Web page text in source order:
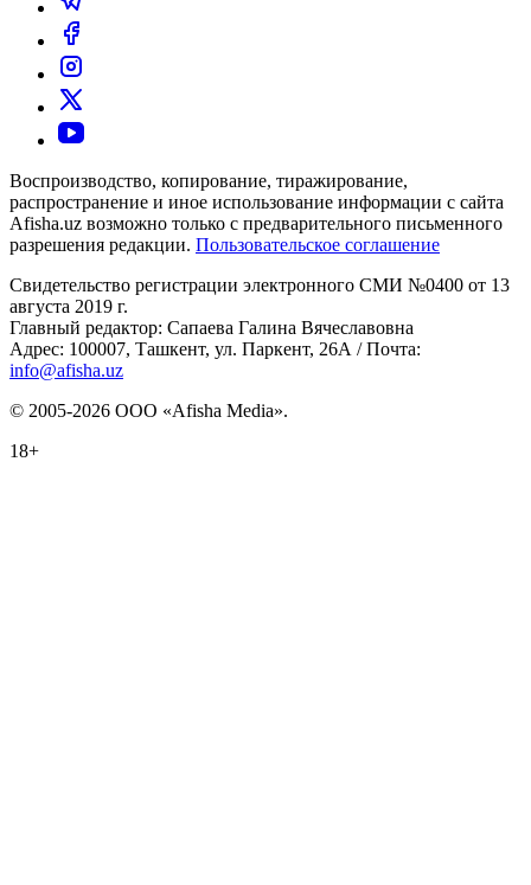
Воспроизводство, копирование, тиражирование,
распространение и иное использование информации с сайта
Afisha.uz возможно только с предварительного письменного
разрешения редакции. Пользовательское соглашение
Свидетельство регистрации электронного СМИ №0400 от 13
августа 2019 г.
Главный редактор: Сапаева Галина Вячеславовна
Адрес: 100007, Ташкент, ул. Паркент, 26А / Почта:
info@afisha.uz
© 2005-2026 ООО «Afisha Media».
18+